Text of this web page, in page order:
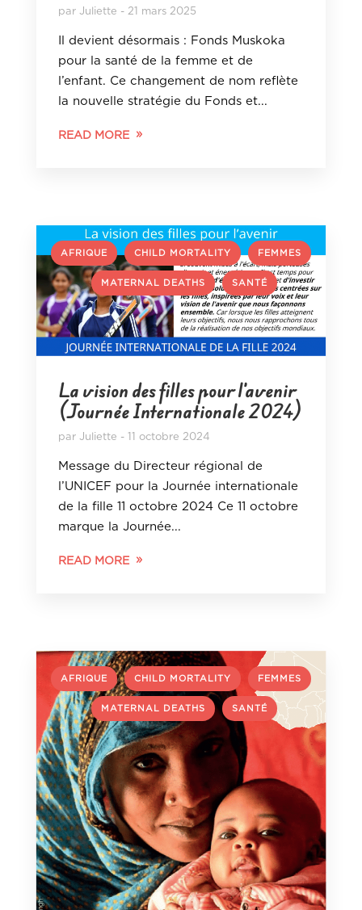
par Juliette 21 mars 2025
Il devient désormais : Fonds Muskoka
pour la santé de la femme et de
l’enfant. Ce changement de nom reflète
la nouvelle stratégie du Fonds et...
READ MORE
AFRIQUE , CHILD MORTALITY , FEMMES
, MATERNAL DEATHS , SANTÉ
La vision des filles pour l’avenir
(Journée Internationale 2024)
par Juliette 11 octobre 2024
Message du Directeur régional de
l’UNICEF pour la Journée internationale
de la fille 11 octobre 2024 Ce 11 octobre
marque la Journée...
READ MORE
AFRIQUE , CHILD MORTALITY , FEMMES
, MATERNAL DEATHS , SANTÉ